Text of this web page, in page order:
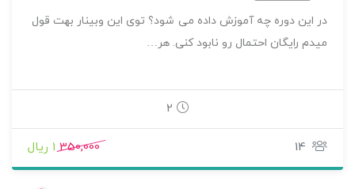
در این دوره چه آموزش داده می شود؟ توی این وبینار بهت قول
میدم رایگان احتمال رو نابود کنی. هر…
2
14
350,000 1 ریال